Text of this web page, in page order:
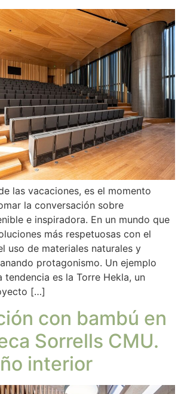
las vacaciones, es el momento
la conversación sobre
e inspiradora. En un mundo que
más respetuosas con el
uso de materiales naturales y
protagonismo. Un ejemplo
tendencia es la Torre Hekla, un
[…]
con bambú en
Sorrells CMU.
interior